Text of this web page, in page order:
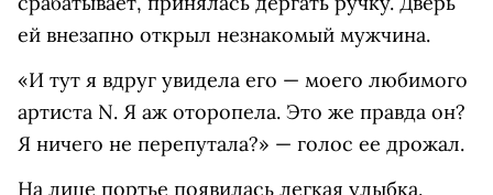
ей внезапно открыл незнакомый мужчина.
«И тут я вдруг увидела его — моего любимого
артиста N. Я аж оторопела. Это же правда он?
Я ничего не перепутала?» — голос ее дрожал.
На лице портье появилась легкая улыбка.